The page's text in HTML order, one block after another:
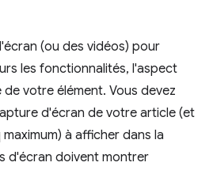
(ou des vidéos) pour
les fonctionnalités, l'aspect
votre élément. Vous devez
d'écran de votre article (et
à afficher dans la
d'écran doivent montrer